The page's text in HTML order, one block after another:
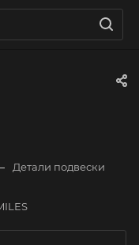
Детали подвески